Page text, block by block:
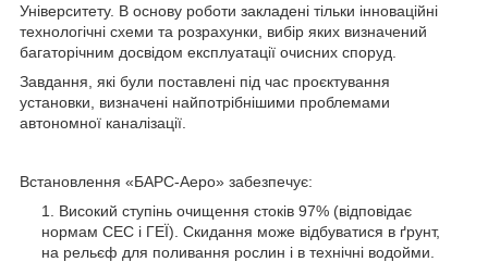
Університету. В основу роботи закладені тільки інноваційні
технологічні схеми та розрахунки, вибір яких визначений
багаторічним досвідом експлуатації очисних споруд.
Завдання, які були поставлені під час проєктування
установки, визначені найпотрібнішими проблемами
автономної каналізації.
Встановлення «БАРС-Аеро» забезпечує:
Високий ступінь очищення стоків 97% (відповідає
нормам СЕС і ГЕЇ). Скидання може відбуватися в ґрунт,
на рельєф для поливання рослин і в технічні водойми.